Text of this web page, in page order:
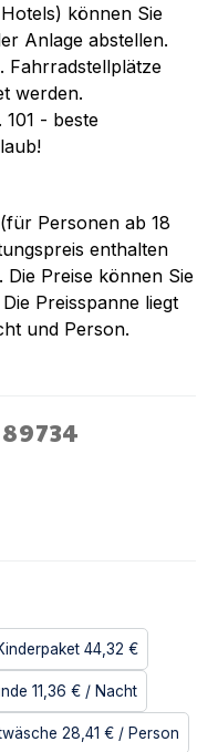
können Sie
Anlage abstellen.
Fahrradstellplätze
werden.
- beste
Personen ab 18
enthalten
Preise können Sie
Preisspanne liegt
und Person.
89734
44,32 €
11,36 € / Nacht
28,41 € / Person